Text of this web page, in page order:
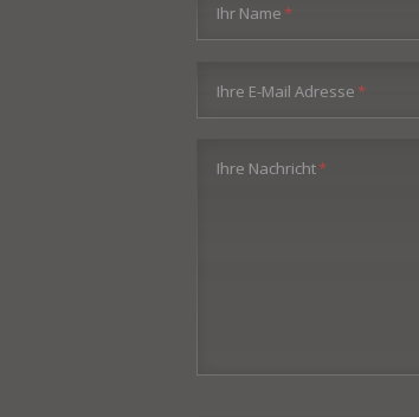
Pflichtfeld
Ihr Name*
Pflichtfeld
Ihre E-Mail Adresse*
Pflichtfeld
Ihre Nachricht*